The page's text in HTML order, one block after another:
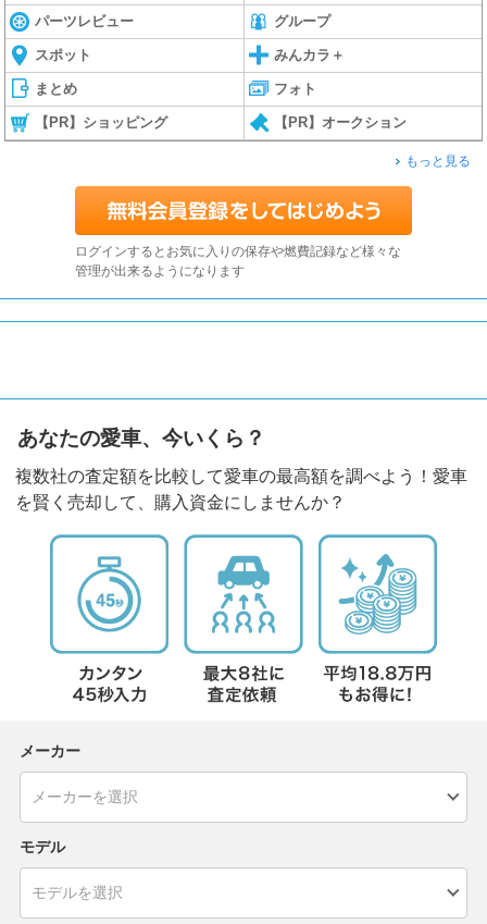
パーツレビュー グループ
スポット みんカラ＋
まとめ フォト
【PR】ショッピング 【PR】オークション
もっと見る
ログインするとお気に入りの保存や燃費記録など様々な
管理が出来るようになります
あなたの愛車、今いくら？
複数社の査定額を比較して愛車の最高額を調べよう！愛車
を賢く売却して、購入資金にしませんか？
メーカー
モデル